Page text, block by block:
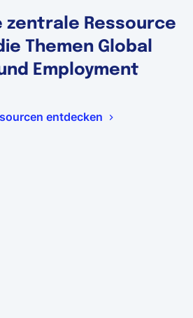
zentrale Ressource
Themen Global
Employment
entdecken